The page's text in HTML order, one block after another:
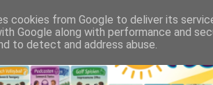
cookies from Google to deliver its
Google along with performance and
to detect and address abuse.